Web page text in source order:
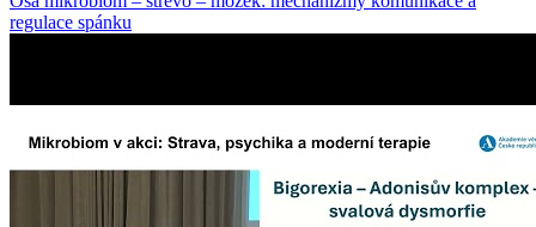
regulace spánku